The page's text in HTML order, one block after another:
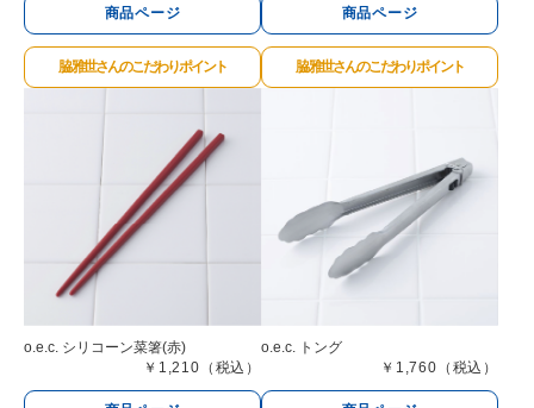
商品ページ
脇 雅世さんのこだわりポイント
商品ページ
脇 雅世さんのこだわりポイント
o.e.c. シリコーン菜箸(赤)
￥1,210（税込）
o.e.c. トング
￥1,760（税込）